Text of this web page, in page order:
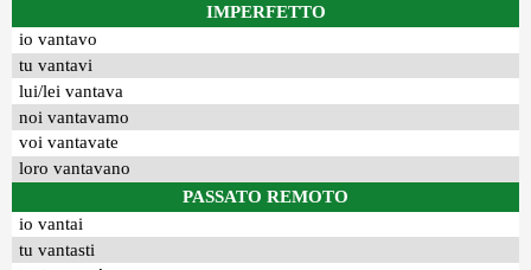
IMPERFETTO
io vantavo
tu vantavi
lui/lei vantava
noi vantavamo
voi vantavate
loro vantavano
PASSATO REMOTO
io vantai
tu vantasti